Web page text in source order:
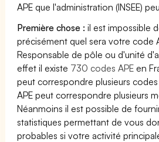
APE que l'administration (INSEE)
Première chose : il est impossible
précisément quel sera votre code
Responsable de pôle ou d'unité
effet il existe 730 codes APE en
peut correspondre plusieurs
APE peut correspondre plusieurs
Néanmoins il est possible de
statistiques permettant de vous
probables si votre activité